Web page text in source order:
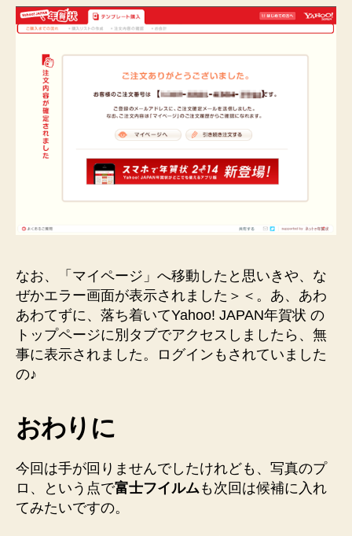
なお、「マイページ」へ移動したと思いきや、な
ぜかエラー画面が表示されました＞＜。あ、あわ
あわてずに、落ち着いてYahoo! JAPAN年賀状 の
トップページに別タブでアクセスしましたら、無
事に表示されました。ログインもされていました
の♪
おわりに
今回は手が回りませんでしたけれども、写真のプ
ロ、という点で富士フイルム も次回は候補に入れ
てみたいですの。